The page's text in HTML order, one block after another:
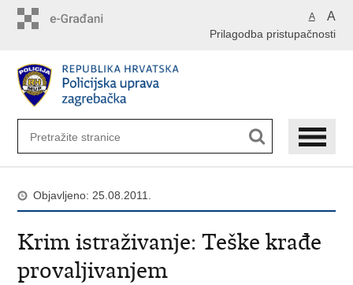
A A
Prilagodba pristupačnosti
Objavljeno: 25.08.2011.
Krim istraživanje: Teške krađe
provaljivanjem